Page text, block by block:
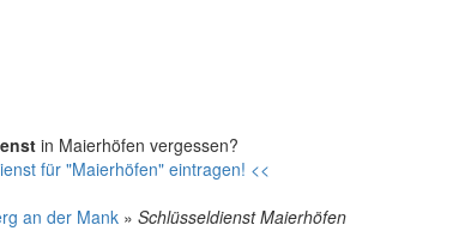
in Maierhöfen vergessen?
für "Maierhöfen" eintragen! <<
an der Mank » Schlüsseldienst Maierhöfen